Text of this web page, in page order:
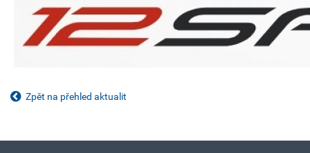
Zpět na přehled aktualit